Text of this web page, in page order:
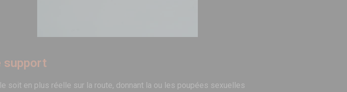
support
en plus réelle sur la route, donnant la ou les poupées sexuelles